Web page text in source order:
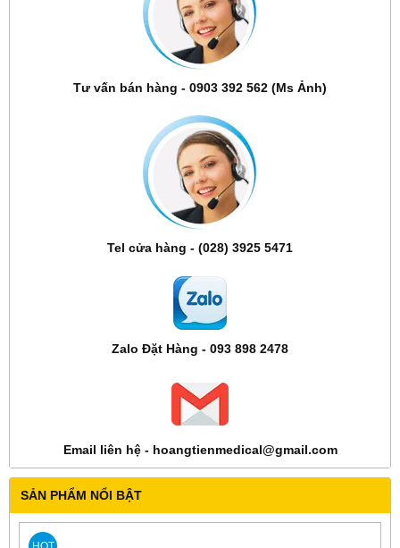
Tư vấn bán hàng - 0903 392 562 (Ms Ảnh)
Tel cửa hàng - (028) 3925 5471
Zalo Đặt Hàng - 093 898 2478
Email liên hệ - hoangtienmedical@gmail.com
SẢN PHẨM NỔI BẬT